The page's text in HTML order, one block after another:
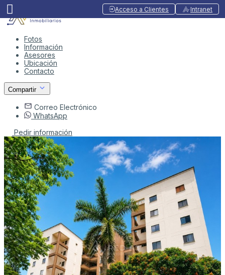
Acceso a Clientes Intranet
Fotos
Información
Asesores
Ubicación
Contacto
Compartir
Correo Electrónico
WhatsApp
Pedir información